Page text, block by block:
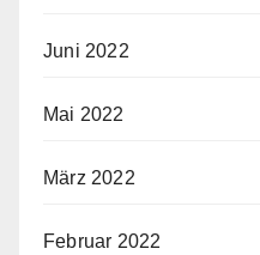
Juni 2022
Mai 2022
März 2022
Februar 2022